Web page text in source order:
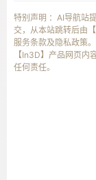
特别声明 ：AI导航站
交，从本站跳转后由
服务条款及隐私政策
【In3D】产品网页内
任何责任。